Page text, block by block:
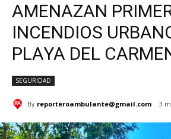
AMENAZAN
INCENDIOS
PLAYA DEL
SEGURIDAD
By reporteroambulante@gmail.com 3